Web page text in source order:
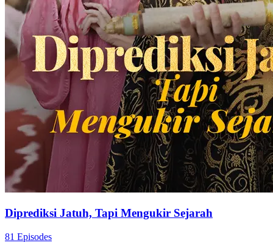
Diprediksi Jatuh, Tapi Mengukir Sejarah
81 Episodes